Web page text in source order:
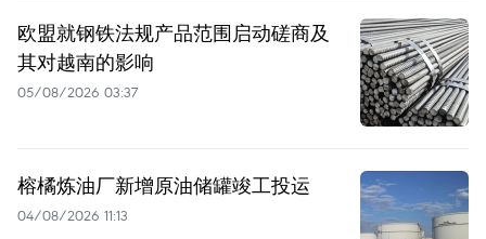
欧盟就钢铁法规产品范围启动磋商及
其对越南的影响
05/08/2026 03:37
榕橘炼油厂新增原油储罐竣工投运
04/08/2026 11:13